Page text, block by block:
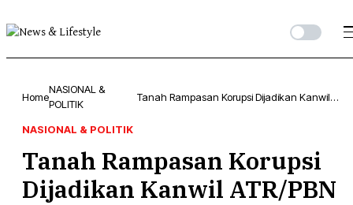
Home
NASIONAL &
POLITIK
Tanah Rampasan Korupsi Dijadikan Kanwil
NASIONAL & POLITIK
Tanah Rampasan Korupsi
Dijadikan Kanwil ATR/PBN